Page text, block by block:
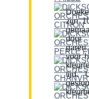
zijn
door
voor
tijd.